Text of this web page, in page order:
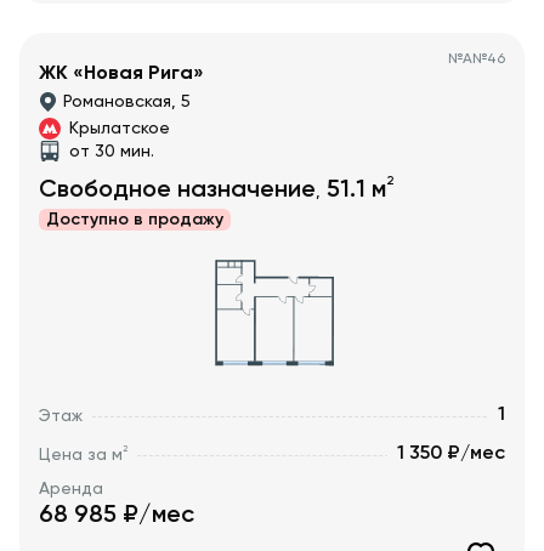
№А№46
ЖК «Новая Рига»
Романовская, 5
Крылатское
от 30 мин.
Свободное назначение 51.1 м2
Доступно в продажу
Этаж 1
Цена за м2 1 350 ₽/мес
Аренда
68 985 ₽/мес